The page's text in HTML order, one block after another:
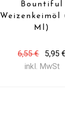
Bountiful
Weizenkeimöl
Ml)
6,55 €
5,95 €
inkl. MwSt